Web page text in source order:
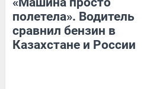
полетела». Водитель
сравнил бензин в
Казахстане и России